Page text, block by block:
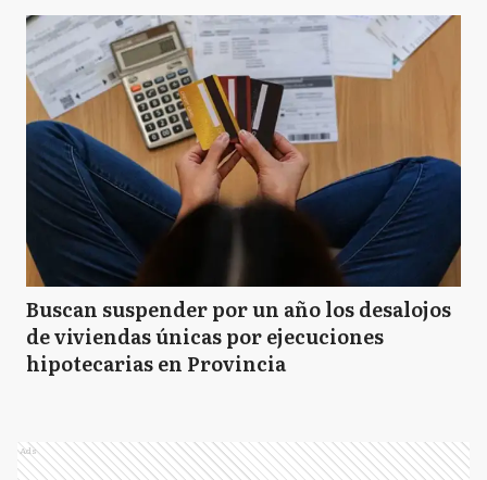
Buscan suspender por un año los desalojos
de viviendas únicas por ejecuciones
hipotecarias en Provincia
Ads